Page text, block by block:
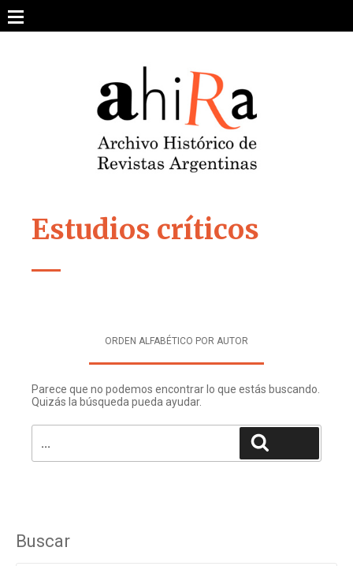
content
ARCHIVO DE REVISTAS
ESTUDIOS CRÍTICOS
Facebook
Instagram
Twitter
Mail
Estudios críticos
ORDEN ALFABÉTICO POR AUTOR
Parece que no podemos encontrar lo que estás buscando.
Quizás la búsqueda pueda ayudar.
Search
Buscar